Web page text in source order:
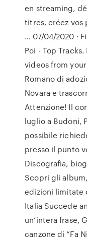
en streaming,
titres, créez vos
… 07/04/2020 ·
Poi - Top
videos from
Romano di
Novara e
Attenzione! Il
luglio a Budoni,
possibile
presso il punto
Discografia,
Scopri gli
edizioni limitate
Italia Succede
un’intera frase,
canzone di “Fa